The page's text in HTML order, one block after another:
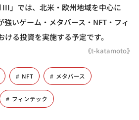
III」では、北米・欧州地域を中心に
いゲーム・メタバース・NFT・フィ
る投資を実施する予定です。
《t-katamoto》
NFT メタバース
フィンテック